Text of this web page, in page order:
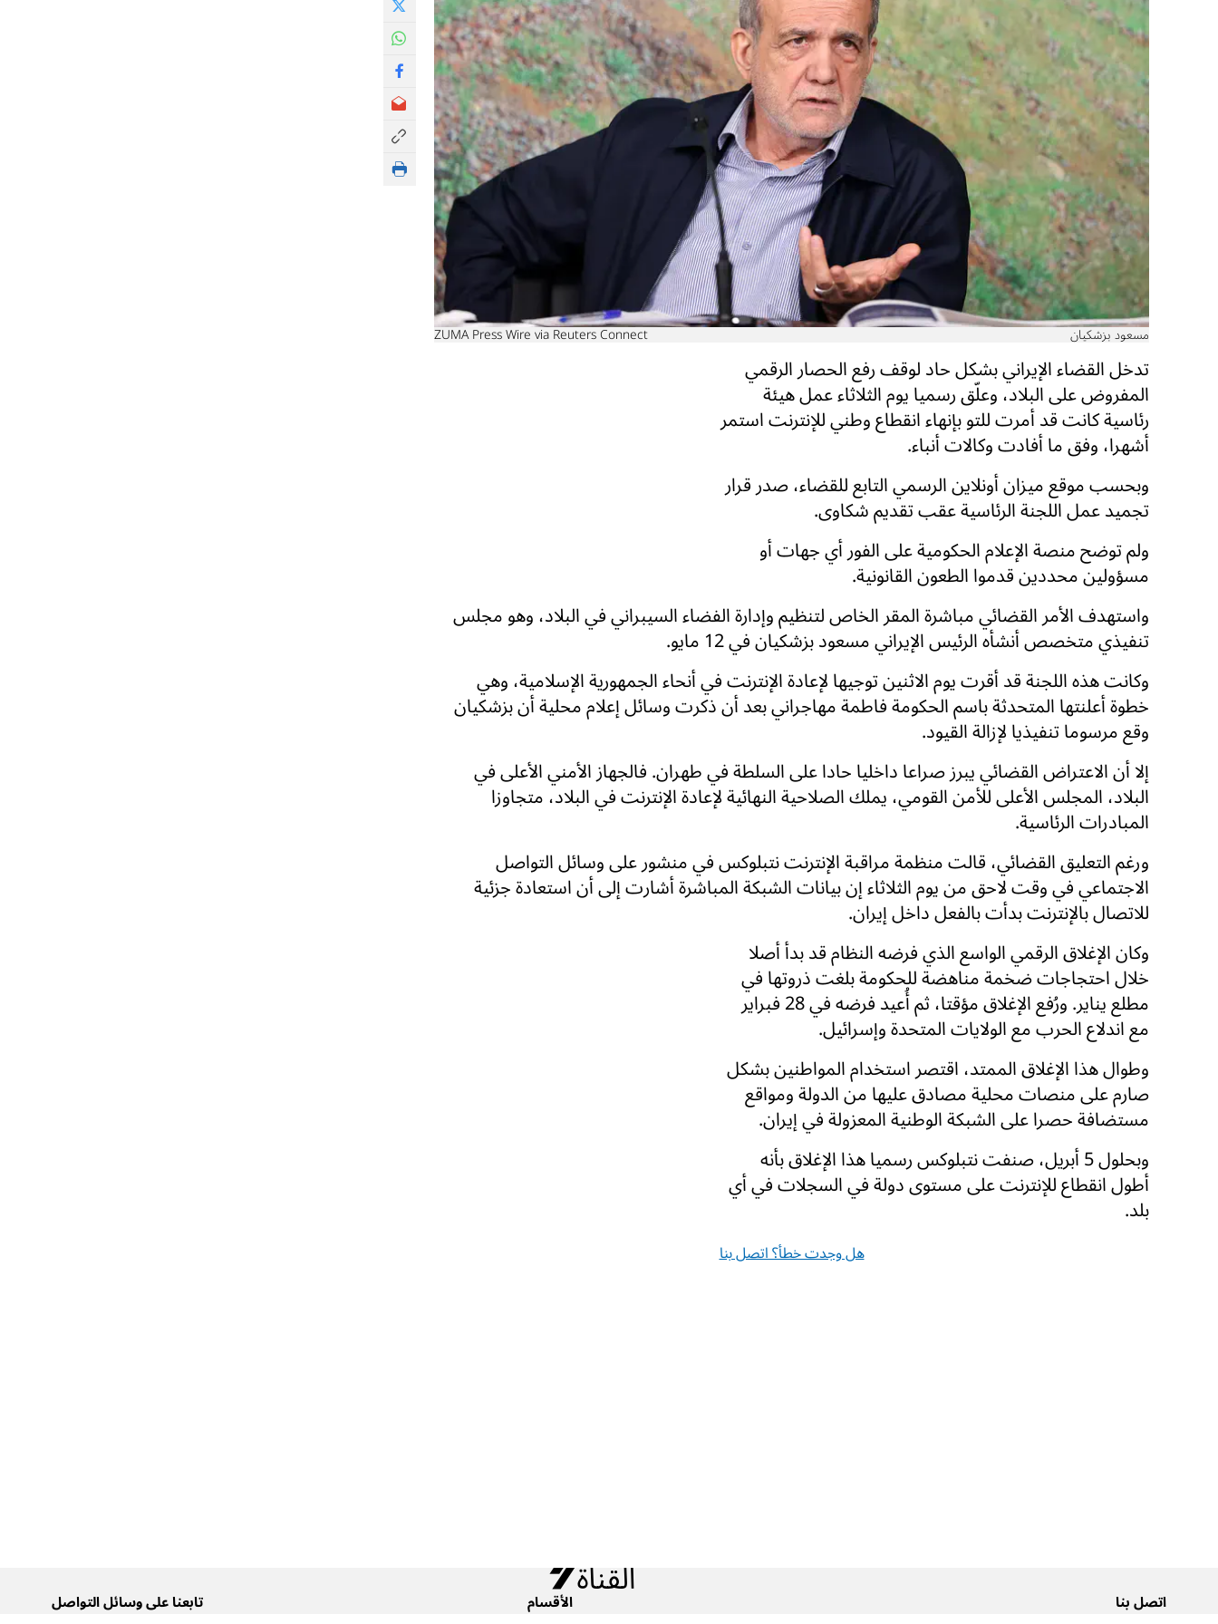
مسعود بزشكيان ZUMA Press Wire via Reuters Connect
تدخل القضاء الإيراني بشكل حاد لوقف رفع الحصار الرقمي
المفروض على البلاد، وعلّق رسميا يوم الثلاثاء عمل هيئة
رئاسية كانت قد أمرت للتو بإنهاء انقطاع وطني للإنترنت استمر
أشهرا، وفق ما أفادت وكالات أنباء.
وبحسب موقع ميزان أونلاين الرسمي التابع للقضاء، صدر قرار
تجميد عمل اللجنة الرئاسية عقب تقديم شكاوى.
ولم توضح منصة الإعلام الحكومية على الفور أي جهات أو
مسؤولين محددين قدموا الطعون القانونية.
واستهدف الأمر القضائي مباشرة المقر الخاص لتنظيم وإدارة الفضاء السيبراني في البلاد، وهو مجلس
تنفيذي متخصص أنشأه الرئيس الإيراني مسعود بزشكيان في 12 مايو.
وكانت هذه اللجنة قد أقرت يوم الاثنين توجيها لإعادة الإنترنت في أنحاء الجمهورية الإسلامية، وهي
خطوة أعلنتها المتحدثة باسم الحكومة فاطمة مهاجراني بعد أن ذكرت وسائل إعلام محلية أن بزشكيان
وقع مرسوما تنفيذيا لإزالة القيود.
إلا أن الاعتراض القضائي يبرز صراعا داخليا حادا على السلطة في طهران. فالجهاز الأمني الأعلى في
البلاد، المجلس الأعلى للأمن القومي، يملك الصلاحية النهائية لإعادة الإنترنت في البلاد، متجاوزا
المبادرات الرئاسية.
ورغم التعليق القضائي، قالت منظمة مراقبة الإنترنت نتبلوكس في منشور على وسائل التواصل
الاجتماعي في وقت لاحق من يوم الثلاثاء إن بيانات الشبكة المباشرة أشارت إلى أن استعادة جزئية
للاتصال بالإنترنت بدأت بالفعل داخل إيران.
وكان الإغلاق الرقمي الواسع الذي فرضه النظام قد بدأ أصلا
خلال احتجاجات ضخمة مناهضة للحكومة بلغت ذروتها في
مطلع يناير. ورُفع الإغلاق مؤقتا، ثم أُعيد فرضه في 28 فبراير
مع اندلاع الحرب مع الولايات المتحدة وإسرائيل.
وطوال هذا الإغلاق الممتد، اقتصر استخدام المواطنين بشكل
صارم على منصات محلية مصادق عليها من الدولة ومواقع
مستضافة حصرا على الشبكة الوطنية المعزولة في إيران.
وبحلول 5 أبريل، صنفت نتبلوكس رسميا هذا الإغلاق بأنه
أطول انقطاع للإنترنت على مستوى دولة في السجلات في أي
بلد.
هل وجدت خطأ؟ اتصل بنا
اتصل بنا الأقسام تابعنا على وسائل التواصل